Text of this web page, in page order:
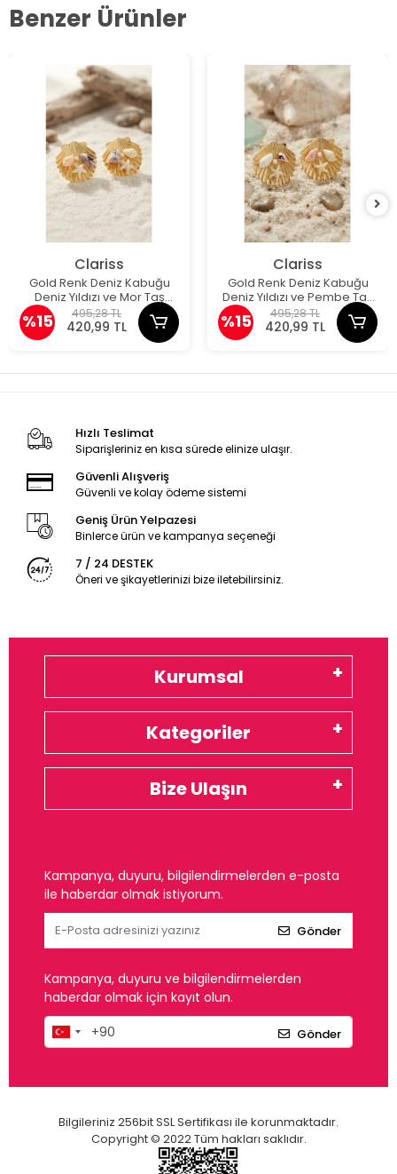
Benzer Ürünler
Clariss
Gold Renk Deniz Kabuğu
Deniz Yıldızı ve Mor Taş
Detaylı Küpe
%15 495,28 TL
420,99 TL
Clariss
Gold Renk Deniz Kabuğu
Deniz Yıldızı ve Pembe Taş
Detaylı Küpe
%15 495,28 TL
420,99 TL
Hızlı Teslimat
Siparişleriniz en kısa sürede elinize ulaşır.
Güvenli Alışveriş
Güvenli ve kolay ödeme sistemi
Geniş Ürün Yelpazesi
Binlerce ürün ve kampanya seçeneği
7 / 24 DESTEK
Öneri ve şikayetlerinizi bize iletebilirsiniz.
Kurumsal
Kategoriler
Bize Ulaşın
Kampanya, duyuru, bilgilendirmelerden e-posta
ile haberdar olmak istiyorum.
Gönder
Kampanya, duyuru ve bilgilendirmelerden
haberdar olmak için kayıt olun.
Gönder
Bilgileriniz 256bit SSL Sertifikası ile korunmaktadır.
Copyright © 2022 Tüm hakları saklıdır.